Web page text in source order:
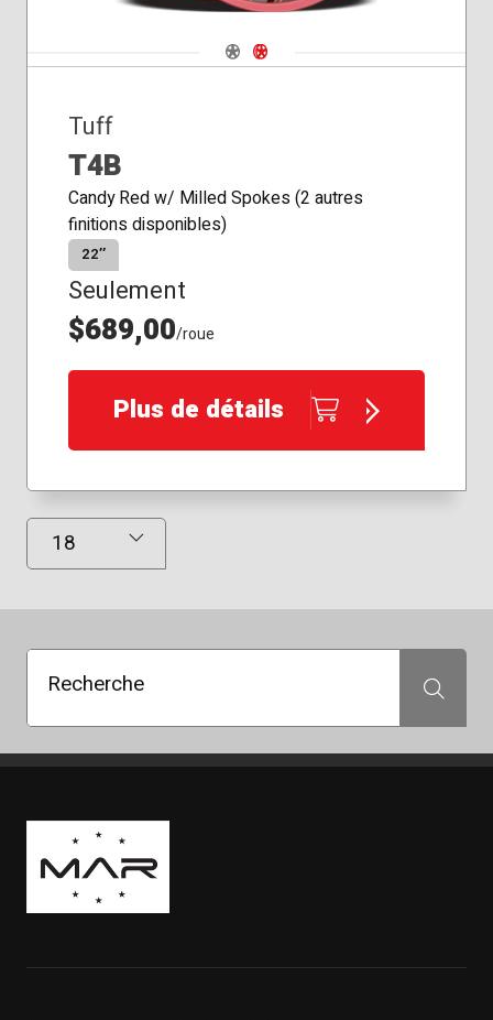
Navigate 1
Navigate 2
Tuff
T4B
Candy Red w/ Milled Spokes (2 autres
finitions disponibles)
22″
Seulement
$689,00/roue
Plus de détails
Résultats affichés
Recherche Recherche
Boutique Mags à Rabais